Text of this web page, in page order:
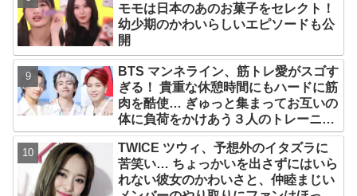
モモは日本のあのお菓子をセレクト！
幼少期のかわいらしいエピソードも公
開
BTS マンネライン、筋トレ愛がスゴす
ぎる！ 貴重な休憩時間にもハードに筋
肉を酷使… ぎゅっと集まってお互いの
体に負荷をかけあう３人のトレーニン
グ風景がかわいすぎるとファンくぎづ
け
TWICE ツウィ、予想外のイタズラに
苦笑い… ちょっかいを出さずにはいら
れない彼女のかわいさと、仲睦まじい